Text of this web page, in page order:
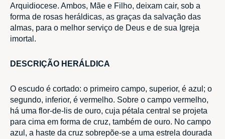
Arquidiocese. Ambos, Mãe e Filho, deixam cair, sob a
forma de rosas heráldicas, as graças da salvação das
almas, para o melhor serviço de Deus e de sua Igreja
imortal.
DESCRIÇÃO HERÁLDICA
O escudo é cortado: o primeiro campo, superior, é azul; o
segundo, inferior, é vermelho. Sobre o campo vermelho,
há uma flor-de-lis de ouro, cuja pétala central se projeta
para cima em forma de cruz, também de ouro. No campo
azul, a haste da cruz sobrepõe-se a uma estrela dourada